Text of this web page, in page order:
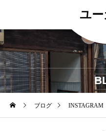
ユ
ブログ INSTAGRAM